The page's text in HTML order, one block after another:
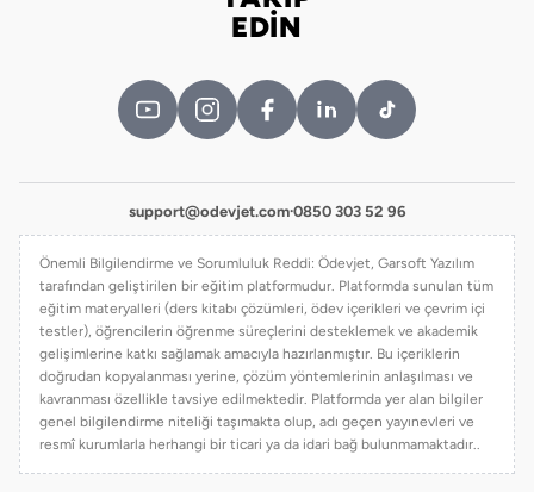
EDİN
support@odevjet.com·0850 303 52 96
Önemli Bilgilendirme ve Sorumluluk Reddi: Ödevjet, Garsoft Yazılım
tarafından geliştirilen bir eğitim platformudur. Platformda sunulan tüm
eğitim materyalleri (ders kitabı çözümleri, ödev içerikleri ve çevrim içi
testler), öğrencilerin öğrenme süreçlerini desteklemek ve akademik
gelişimlerine katkı sağlamak amacıyla hazırlanmıştır. Bu içeriklerin
doğrudan kopyalanması yerine, çözüm yöntemlerinin anlaşılması ve
kavranması özellikle tavsiye edilmektedir. Platformda yer alan bilgiler
genel bilgilendirme niteliği taşımakta olup, adı geçen yayınevleri ve
resmî kurumlarla herhangi bir ticari ya da idari bağ bulunmamaktadır..